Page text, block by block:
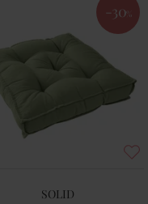
-30 %
SOLID